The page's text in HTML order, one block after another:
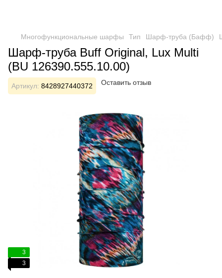
Многофункциональные шарфы Тип Шарф-труба (Бафф)
Шарф-труба Buff Original, Lux Multi
(BU 126390.555.10.00)
Артикул: 8428927440372 Оставить отзыв
3
3